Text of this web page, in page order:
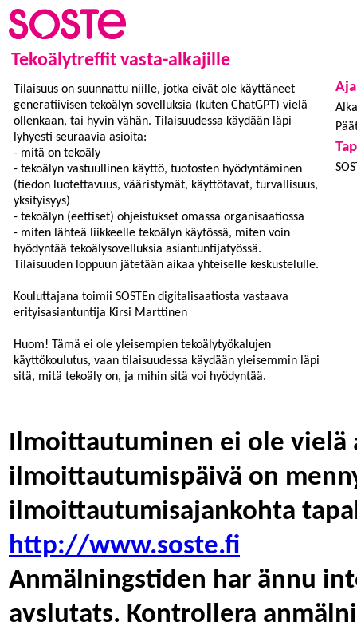
Tekoälytreffit vasta-alkajille
Tilaisuus on suunnattu niille, jotka eivät ole käyttäneet
generatiivisen tekoälyn sovelluksia (kuten ChatGPT) vielä
ollenkaan, tai hyvin vähän. Tilaisuudessa käydään läpi
lyhyesti seuraavia asioita:
- mitä on tekoäly
- tekoälyn vastuullinen käyttö, tuotosten hyödyntäminen
(tiedon luotettavuus, vääristymät, käyttötavat, turvallisuus,
yksityisyys)
- tekoälyn (eettiset) ohjeistukset omassa organisaatiossa
- miten lähteä liikkeelle tekoälyn käytössä, miten voin
hyödyntää tekoälysovelluksia asiantuntijatyössä.
Tilaisuuden loppuun jätetään aikaa yhteiselle keskustelulle.
Kouluttajana toimii SOSTEn digitalisaatiosta vastaava
erityisasiantuntija Kirsi Marttinen
Huom! Tämä ei ole yleisempien tekoälytyökalujen
käyttökoulutus, vaan tilaisuudessa käydään yleisemmin läpi
sitä, mitä tekoäly on, ja mihin sitä voi hyödyntää.
Ilmoittautuminen ei ole vielä
ilmoittautumispäivä on
ilmoittautumisajankohta
http://www.soste.fi
Anmälningstiden har ännu
avslutats. Kontrollera